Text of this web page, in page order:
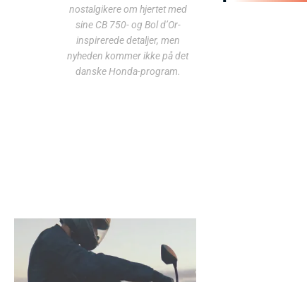
nostalgikere om hjertet med
sine CB 750- og Bol d’Or-
inspirerede detaljer, men
nyheden kommer ikke på det
danske Honda-program.